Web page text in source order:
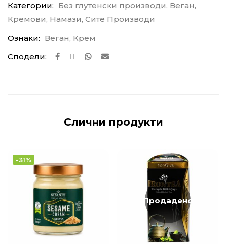
Категории: Без глутенски производи, Веган,
Кремови, Намази, Сите Производи
Ознаки: Веган, Крем
Сподели:
Слични продукти
-31%
Продадено